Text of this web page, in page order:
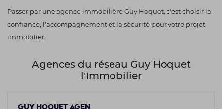
Passer par une agence immobilière Guy Hoquet, c'est choisir la
confiance, l'accompagnement et la sécurité pour votre projet
immobilier.
Agences du réseau Guy Hoquet
l'Immobilier
GUY HOQUET AGEN